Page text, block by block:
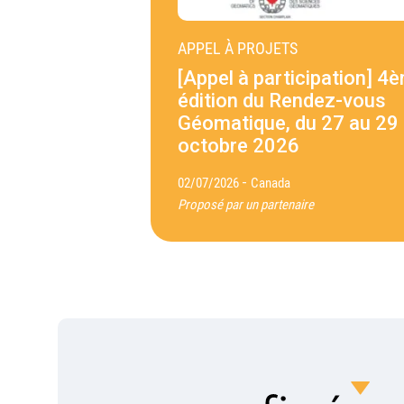
APPEL À PROJETS
[Appel à participation]
édition du Rendez-vous
Géomatique, du 27 au 29
octobre 2026
02/07/2026 - Canada
Proposé par un partenaire